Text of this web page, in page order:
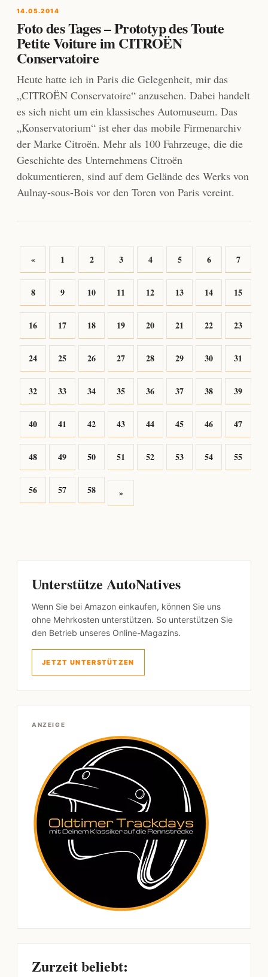
14.05.2014
Foto des Tages – Prototyp des Toute
Petite Voiture im CITROËN
Conservatoire
Heute hatte ich in Paris die Gelegenheit, mir das
„CITROËN Conservatoire“ anzusehen. Dabei handelt
es sich nicht um ein klassisches Automuseum. Das
„Konservatorium“ ist eher das mobile Firmenarchiv
der Marke Citroën. Mehr als 100 Fahrzeuge, die die
Geschichte des Unternehmens Citroën
dokumentieren, sind auf dem Gelände des Werks von
Aulnay-sous-Bois vor den Toren von Paris vereint.
« 1 2 3 4 5 6 7
8 9 10 11 12 13 14 15
16 17 18 19 20 21 22 23
24 25 26 27 28 29 30 31
32 33 34 35 36 37 38 39
40 41 42 43 44 45 46 47
48 49 50 51 52 53 54 55
56 57 58 »
Unterstütze AutoNatives
Wenn Sie bei Amazon einkaufen, können Sie uns
ohne Mehrkosten unterstützen. So unterstützen Sie
den Betrieb unseres Online-Magazins.
JETZT UNTERSTÜTZEN
ANZEIGE
Zurzeit beliebt: